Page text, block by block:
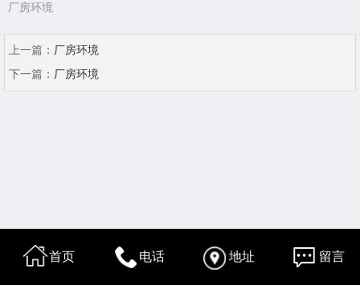
厂房环境
上一篇： 厂房环境
下一篇： 厂房环境
首页 电话 地址 留言